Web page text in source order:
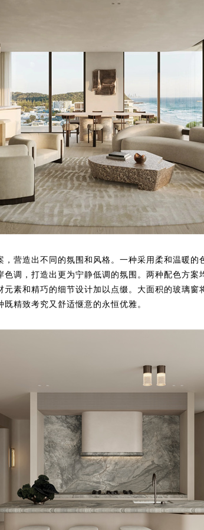
营造出不同的氛围和风格。一种采用柔和温暖的
色调，打造出更为宁静低调的氛围。两种配色方案
元素和精巧的细节设计加以点缀。大面积的玻璃窗
精致考究又舒适惬意的永恒优雅。